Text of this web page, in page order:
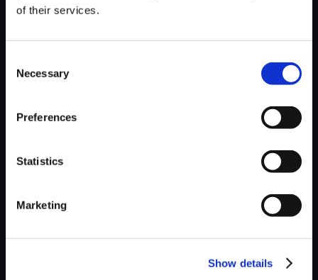
of their services.
Selection
Necessary
Preferences
Statistics
Marketing
Show details
150円